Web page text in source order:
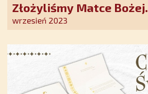
Złożyliśmy Matce Bożej
Ostrobramskiej
wrzesień 2023